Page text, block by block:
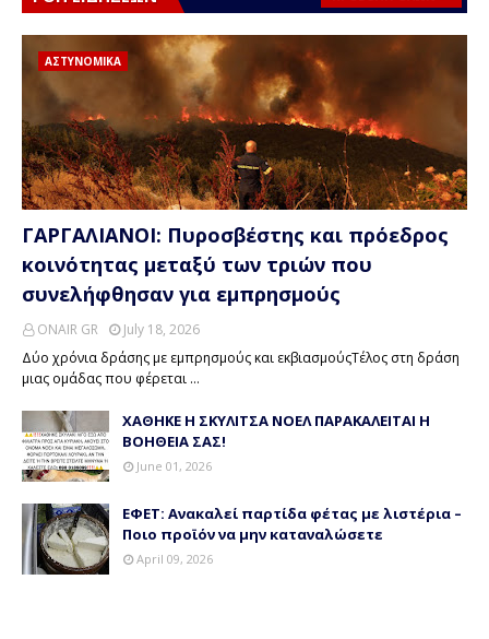
ΑΣΤΥΝΟΜΙΚΑ
ΓΑΡΓΑΛΙΑΝΟΙ: Πυροσβέστης και πρόεδρος
κοινότητας μεταξύ των τριών που
συνελήφθησαν για εμπρησμούς
ONAIR GR
July 18, 2026
Δύο χρόνια δράσης με εμπρησμούς και εκβιασμούςΤέλος στη δράση
μιας ομάδας που φέρεται …
ΧΑΘΗΚΕ Η ΣΚΥΛΙΤΣΑ ΝΟΕΛ ΠΑΡΑΚΑΛΕΙΤΑΙ Η
ΒΟΗΘΕΙΑ ΣΑΣ!
June 01, 2026
ΕΦΕΤ: Ανακαλεί παρτίδα φέτας με λιστέρια –
Ποιο προϊόν να μην καταναλώσετε
April 09, 2026